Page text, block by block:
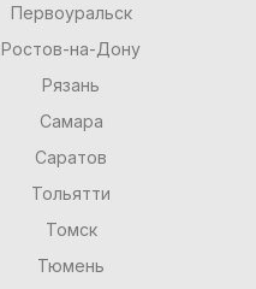
Первоуральск
Ростов-на-Дону
Рязань
Самара
Саратов
Тольятти
Томск
Тюмень